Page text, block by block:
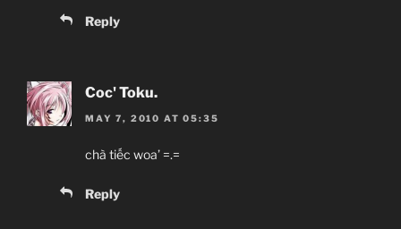
Reply
Coc' Toku.
MAY 7, 2010 AT 05:35
chà tiếc woa’ =.=
Reply